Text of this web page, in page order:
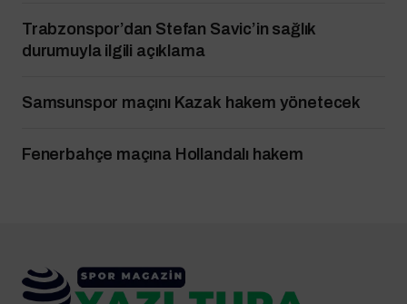
Trabzonspor’dan Stefan Savic’in sağlık
durumuyla ilgili açıklama
Samsunspor maçını Kazak hakem yönetecek
Fenerbahçe maçına Hollandalı hakem